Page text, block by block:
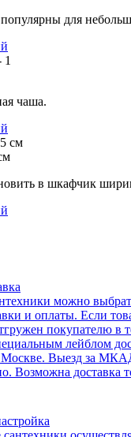
для
чаша.
в шкафчик
можно
и оплаты. Если
покупателю в
лейблом
Москве. Выезд за
Возможна доставка